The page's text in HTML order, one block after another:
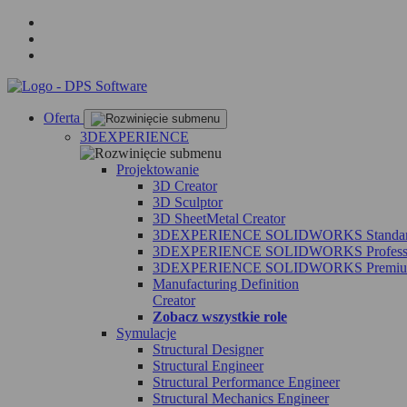
Oferta
3DEXPERIENCE
Projektowanie
3D Creator
3D Sculptor
3D SheetMetal Creator
3DEXPERIENCE SOLIDWORKS
3DEXPERIENCE SOLIDWORKS
3DEXPERIENCE SOLIDWORKS
Manufacturing Definition
Creator
Zobacz wszystkie role
Symulacje
Structural Designer
Structural Engineer
Structural Performance Engineer
Structural Mechanics Engineer